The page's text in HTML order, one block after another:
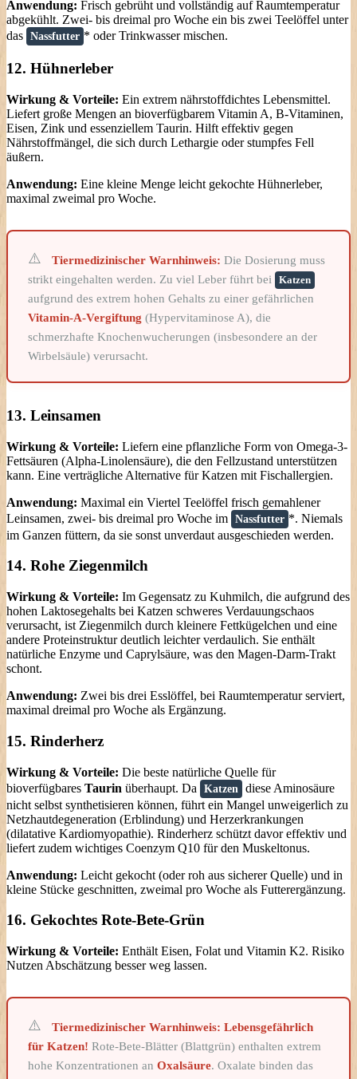
Anwendung: Frisch gebrüht und vollständig auf Raumtemperatur
abgekühlt. Zwei- bis dreimal pro Woche ein bis zwei Teelöffel unter
das Nassfutter * oder Trinkwasser mischen.
12. Hühnerleber
Wirkung & Vorteile: Ein extrem nährstoffdichtes Lebensmittel.
Liefert große Mengen an bioverfügbarem Vitamin A, B-Vitaminen,
Eisen, Zink und essenziellem Taurin. Hilft effektiv gegen
Nährstoffmängel, die sich durch Lethargie oder stumpfes Fell
äußern.
Anwendung: Eine kleine Menge leicht gekochte Hühnerleber,
maximal zweimal pro Woche.
Tiermedizinischer Warnhinweis: Die Dosierung muss
strikt eingehalten werden. Zu viel Leber führt bei
Katzen
aufgrund des extrem hohen Gehalts zu einer gefährlichen
Vitamin-A-Vergiftung (Hypervitaminose A), die
schmerzhafte Knochenwucherungen (insbesondere an der
Wirbelsäule) verursacht.
13. Leinsamen
Wirkung & Vorteile: Liefern eine pflanzliche Form von Omega-3-
Fettsäuren (Alpha-Linolensäure), die den Fellzustand unterstützen
kann. Eine verträgliche Alternative für Katzen mit Fischallergien.
Anwendung: Maximal ein Viertel Teelöffel frisch gemahlener
Leinsamen, zwei- bis dreimal pro Woche im Nassfutter *. Niemals
im Ganzen füttern, da sie sonst unverdaut ausgeschieden werden.
14. Rohe Ziegenmilch
Wirkung & Vorteile: Im Gegensatz zu Kuhmilch, die aufgrund des
hohen Laktosegehalts bei Katzen schweres Verdauungschaos
verursacht, ist Ziegenmilch durch kleinere Fettkügelchen und eine
andere Proteinstruktur deutlich leichter verdaulich. Sie enthält
natürliche Enzyme und Caprylsäure, was den Magen-Darm-Trakt
schont.
Anwendung: Zwei bis drei Esslöffel, bei Raumtemperatur serviert,
maximal dreimal pro Woche als Ergänzung.
15. Rinderherz
Wirkung & Vorteile: Die beste natürliche Quelle für
bioverfügbares Taurin überhaupt. Da Katzen
diese Aminosäure
nicht selbst synthetisieren können, führt ein Mangel unweigerlich zu
Netzhautdegeneration (Erblindung) und Herzerkrankungen
(dilatative Kardiomyopathie). Rinderherz schützt davor effektiv und
liefert zudem wichtiges Coenzym Q10 für den Muskeltonus.
Anwendung: Leicht gekocht (oder roh aus sicherer Quelle) und in
kleine Stücke geschnitten, zweimal pro Woche als Futterergänzung.
16. Gekochtes Rote-Bete-Grün
Wirkung & Vorteile: Enthält Eisen, Folat und Vitamin K2. Risiko
Nutzen Abschätzung besser weg lassen.
Tiermedizinischer Warnhinweis: Lebensgefährlich
für Katzen! Rote-Bete-Blätter (Blattgrün) enthalten extrem
hohe Konzentrationen an Oxalsäure. Oxalate binden das